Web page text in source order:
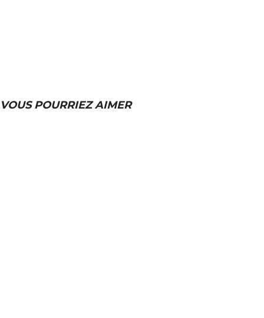
VOUS POURRIEZ AIMER